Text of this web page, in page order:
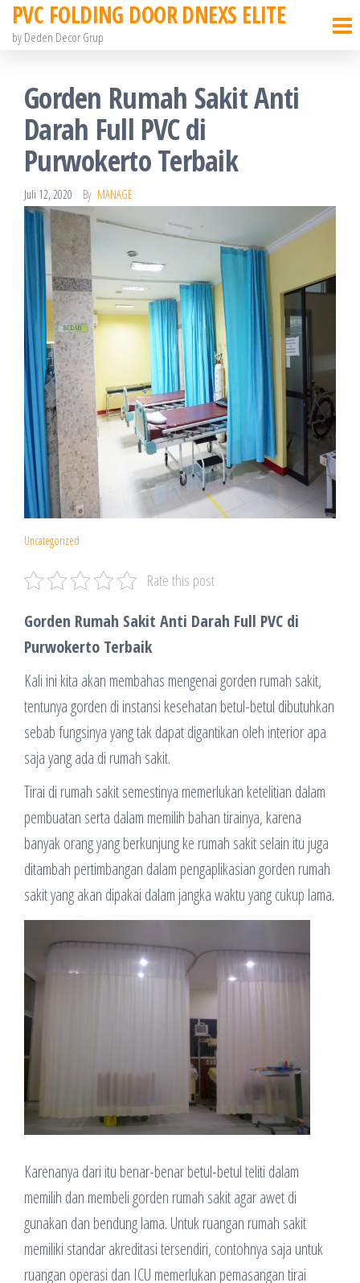
Skip
content
PVC FOLDING DOOR DNEXS ELITE
by Deden Decor Grup
Gorden Rumah Sakit Anti
Darah Full PVC di
Purwokerto Terbaik
Juli 12, 2020 By MANAGE
Uncategorized
Rate this post
Gorden Rumah Sakit Anti Darah Full PVC di
Purwokerto Terbaik
Kali ini kita akan membahas mengenai gorden rumah sakit,
tentunya gorden di instansi kesehatan betul-betul dibutuhkan
sebab fungsinya yang tak dapat digantikan oleh interior apa
saja yang ada di rumah sakit.
Tirai di rumah sakit semestinya memerlukan ketelitian dalam
pembuatan serta dalam memilih bahan tirainya, karena
banyak orang yang berkunjung ke rumah sakit selain itu juga
ditambah pertimbangan dalam pengaplikasian gorden rumah
sakit yang akan dipakai dalam jangka waktu yang cukup lama.
Karenanya dari itu benar-benar betul-betul teliti dalam
memilih dan membeli gorden rumah sakit agar awet di
gunakan dan bendung lama. Untuk ruangan rumah sakit
memiliki standar akreditasi tersendiri, contohnya saja untuk
ruangan operasi dan ICU memerlukan pemasangan tirai